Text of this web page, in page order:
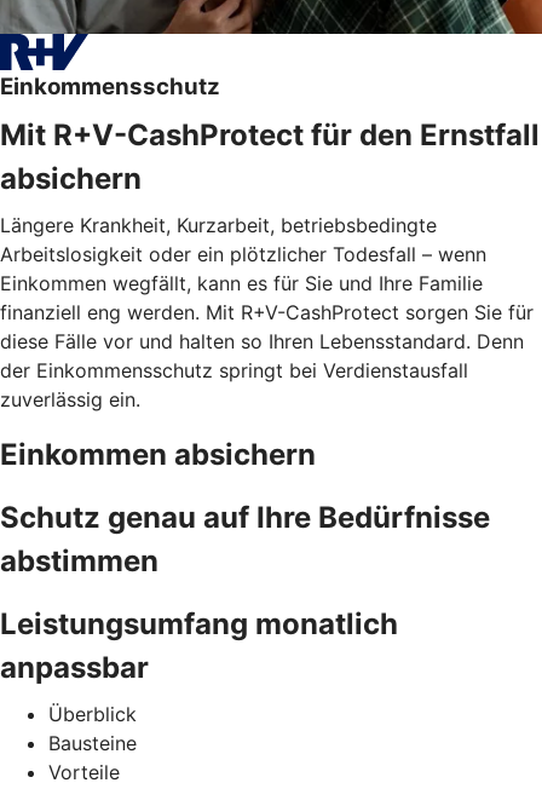
Einkommensschutz
Mit R+V-CashProtect für den Ernstfall
absichern
Längere Krankheit, Kurzarbeit, betriebsbedingte
Arbeitslosigkeit oder ein plötzlicher Todesfall – wenn
Einkommen wegfällt, kann es für Sie und Ihre Familie
finanziell eng werden. Mit R+V-CashProtect sorgen Sie für
diese Fälle vor und halten so Ihren Lebensstandard. Denn
der Einkommensschutz springt bei Verdienstausfall
zuverlässig ein.
Einkommen absichern
Schutz genau auf Ihre Bedürfnisse
abstimmen
Leistungsumfang monatlich
anpassbar
Überblick
Bausteine
Vorteile